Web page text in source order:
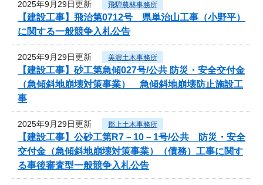
2025年9月29日更新 飛騨農林事務所
【建設工事】飛治第0712号 県単治山工事（小野平）
に関する一般競争入札公告
2025年9月29日更新 美濃土木事務所
【建設工事】砂工第急傾027号/公共 防災・安全交付金
（急傾斜地崩壊対策事業） 急傾斜地崩壊防止施設工
事
2025年9月29日更新 郡上土木事務所
【建設工事】公砂工第R7－10－1号/公共 防災・安全
交付金（急傾斜地崩壊対策事業）（債務）工事に関す
る事後審査型一般競争入札公告